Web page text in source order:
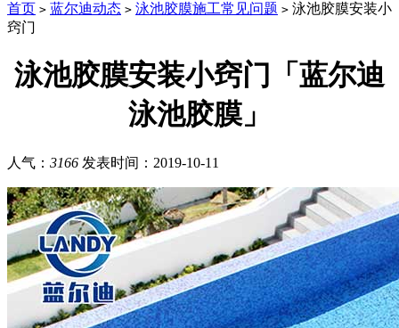
首页 > 蓝尔迪动态 > 泳池胶膜施工常见问题 > 泳池胶膜安装小
窍门
泳池胶膜安装小窍门「蓝尔迪
泳池胶膜」
人气： 3166 发表时间： 2019-10-11